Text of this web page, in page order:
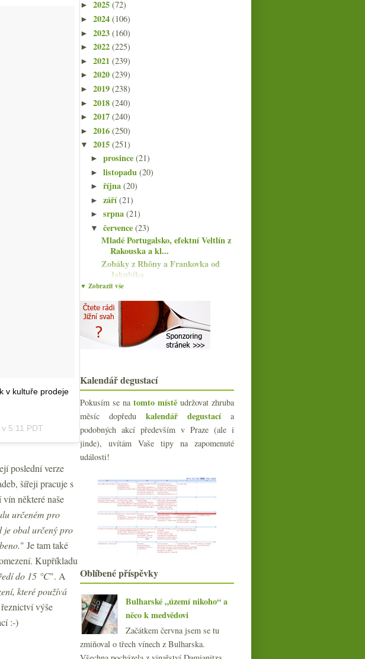
v kultuře prodeje
5:11 PDT
poslední verze
šířeji pracuje s
některé naše
určeném pro
je obal určený pro
" Je tam také
Kupříkladu
do 15 °C". A
které používá
výše
:-)
► 2025 (72)
► 2024 (106)
► 2023 (160)
► 2022 (225)
► 2021 (239)
► 2020 (239)
► 2019 (238)
► 2018 (240)
► 2017 (240)
► 2016 (250)
▼ 2015 (251)
►prosince(21)
►listopadu(20)
►října(20)
►září(21)
►srpna(21)
▼července(23)
Mladé Portugalsko, efektní Veltlín z
Rakouska a kl...
Zobáky z Rhôny a Frankovka od
Jakubíka
Bordeaux versus Burgundsko,
novinky, vínoblogy
Bzenecká lipka a základní červená
burgunda
Když tokajské zašumí
Výzkum: tipy na supermarketovky
Dva fajn feinherb ryzlinky
nerezy
Lahvová čistka
Hrozny drahé i za desetikačku
Šardonky od Domaine des Malandes
Povedená šampaňská s postarším
Vinné studium, voda a populární
nasládlý pinot
Minervois na táboře a velmi slušné
Gavi
Stáčírna řeznická a nový zákon
Táborová červená
Letní vzpomínání s lahví báječného
Burgundsko a Champagne na
seznamu UNESCO
Dovolená!
Crémant Pierra Richarda a časem
skvělý ryzlink
Fryzelka, kočíčí bodování, bublavé
Beaujolais, Veu...
▼ Zobrazit vše
Kalendář degustací
Pokusím se na tomto místě udržovat zhruba
měsíc dopředu kalendář degustacía
podobných akcí především v Praze (ale i
jinde), uvítám Vaše tipy na zapomenuté
události!
Oblíbené příspěvky
Bulharské „území nikoho“ a
něco k medvědovi
Začátkem června jsem se tu
zmiňoval o třech vínech z Bulharska.